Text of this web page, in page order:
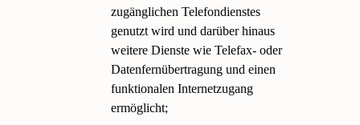
zugänglichen Telefondienstes
genutzt wird und darüber hinaus
weitere Dienste wie Telefax- oder
Datenfernübertragung und einen
funktionalen Internetzugang
ermöglicht;